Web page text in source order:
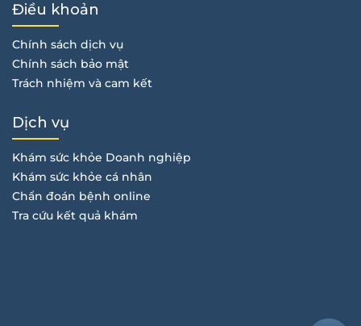
Điều khoản
Chính sách dịch vụ
Chính sách bảo mật
Trách nhiệm và cam kết
Dịch vụ
Khám sức khỏe Doanh nghiệp
Khám sức khỏe cá nhân
Chẩn đoán bệnh online
Tra cứu kết quả khám